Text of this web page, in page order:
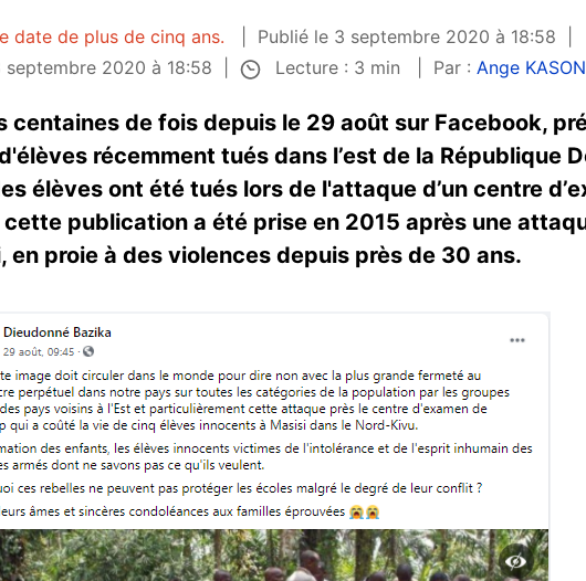
date de plus de cinq ans.
Publié le 3 septembre 2020 à 18:58
septembre 2020 à 18:58
Lecture : 3 min Par : Ange
centaines de fois depuis le 29 août sur Facebook,
récemment tués dans l’est de la République
élèves ont été tués lors de l'attaque d’un centre
publication a été prise en 2015 après une
en proie à des violences depuis près de 30 ans.